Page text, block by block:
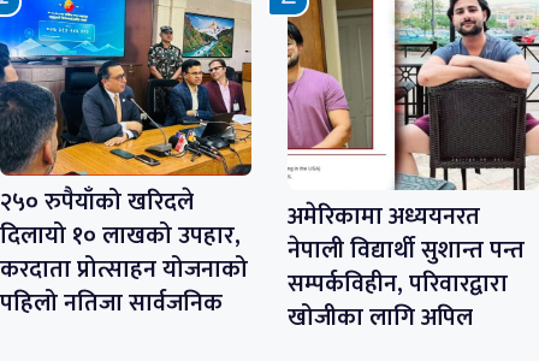
२५० रुपैयाँको खरिदले
दिलायो १० लाखको उपहार,
करदाता प्रोत्साहन योजनाको
पहिलो नतिजा सार्वजनिक
अमेरिकामा अध्ययनरत
नेपाली विद्यार्थी सुशान्त पन्त
सम्पर्कविहीन, परिवारद्वारा
खोजीका लागि अपिल